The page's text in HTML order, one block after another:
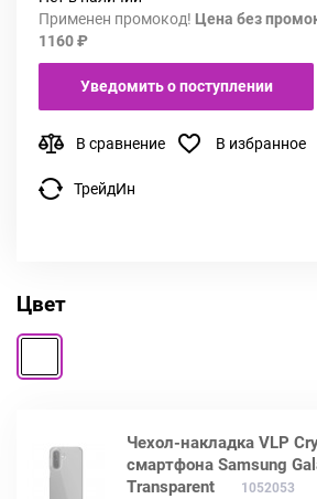
Применен промокод! Цена без
1160 ₽
Уведомить о поступлении
В сравнение В избранное
ТрейдИн
Цвет
Чехол-накладка VLP
смартфона Samsung
Transparent
1052053